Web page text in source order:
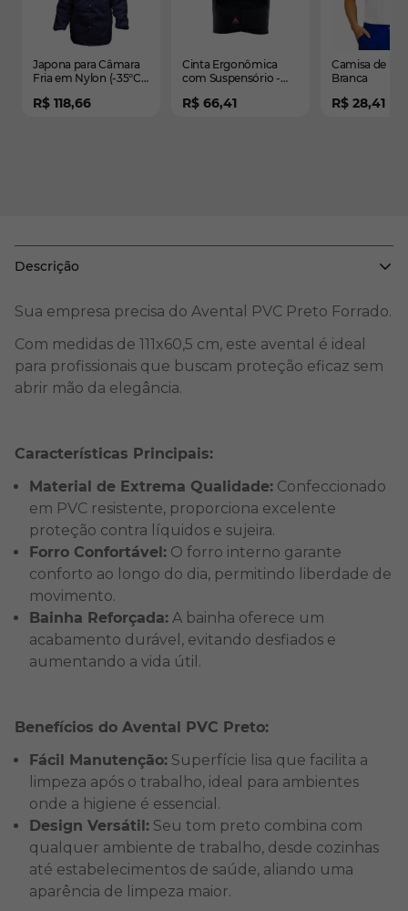
Japona para Câmara
Fria em Nylon (-35ºC)
Maicol CA 10975
R$ 118,66
Cinta Ergonômica
com Suspensório -
R$ 66,41
Camisa de
Branca
R$ 28,41
Descrição
Sua empresa precisa do Avental PVC Preto Forrado.
Com medidas de 111x60,5 cm, este avental é ideal
para profissionais que buscam proteção eficaz sem
abrir mão da elegância.
Características Principais:
Material de Extrema Qualidade: Confeccionado
em PVC resistente, proporciona excelente
proteção contra líquidos e sujeira.
Forro Confortável: O forro interno garante
conforto ao longo do dia, permitindo liberdade de
movimento.
Bainha Reforçada: A bainha oferece um
acabamento durável, evitando desfiados e
aumentando a vida útil.
Benefícios do Avental PVC Preto:
Fácil Manutenção: Superfície lisa que facilita a
limpeza após o trabalho, ideal para ambientes
onde a higiene é essencial.
Design Versátil: Seu tom preto combina com
qualquer ambiente de trabalho, desde cozinhas
até estabelecimentos de saúde, aliando uma
aparência de limpeza maior.